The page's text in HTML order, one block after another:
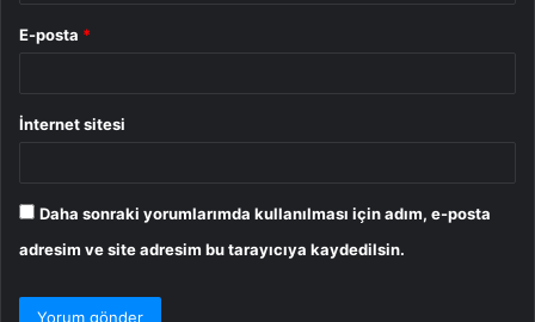
E-posta *
İnternet sitesi
Daha sonraki yorumlarımda kullanılması için adım, e-posta
adresim ve site adresim bu tarayıcıya kaydedilsin.